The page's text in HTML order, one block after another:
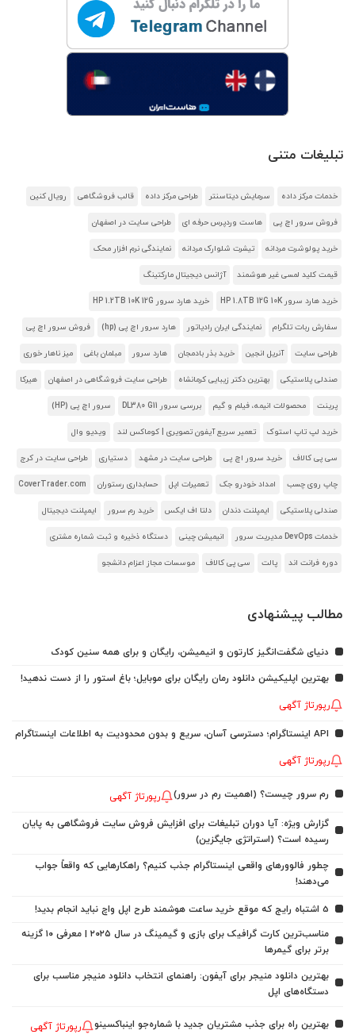
تبلیغات متنی
خدمات مرکز داده سرمایش دیتاسنتر طراحی مرکز داده قالب فروشگاهی رویال کنین
فروش سرور اچ پی هاست وردپرس حرفه ای طراحی سایت در اصفهان
خرید پولوشرت مردانه تیشرت شلوارک مردانه نمایندگی نرم افزار محک
قیمت کلید لمسی غیر هوشمند آژانس دیجیتال مارکتینگ
خرید هارد سرور HP 1.8TB 12G 10K خرید هارد سرور HP 1.2TB 10K 12G
سفارش ربات تلگرام نمایندگی ایران رادیاتور هارد سرور اچ پی (hp) فروش سرور اچ پی
طراحی سایت آنریل انجین خرید بذر بادمجان هارد سرور مبلمان باغی میز ناهار خوری
صندلی پلاستیکی بهترین دکتر زیبایی کرمانشاه طراحی سایت فروشگاهی در اصفهان هیرکا
پرینت محصولات انیمه، فیلم و گیم بررسی سرور DL380 G11 سرور اچ پی (HP)
خرید لپ تاپ استوک تعمیر سریع آیفون تصویری | کوماکس لند ویدیو وال
سی پی کالاف خرید سرور اچ پی طراحی سایت در مشهد دستیاری طراحی سایت در کرج
چاپ روی چسب امداد خودرو جک تعمیرات اپل حسابداری رستوران CoverTrader.com
صندلی پلاستیکی ایمپلنت دندان دلتا اف ایکس خرید رم سرور ایمپلنت دیجیتال
خدمات DevOps مدیریت سرور انیمیشن چینی دستگاه ذخیره و ثبت شماره مشتری
دوره فرانت اند پالت سی پی کالاف موسسات مجاز اعزام دانشجو
مطالب پیشنهادی
دنیای شگفت‌انگیز کارتون و انیمیشن، رایگان و برای همه سنین کودک
بهترین اپلیکیشن دانلود رمان رایگان برای موبایل؛ باغ استور را از دست ندهید!
رپورتاژ آگهی
API اینستاگرام؛ دسترسی آسان، سریع و بدون محدودیت به اطلاعات اینستاگرام
رپورتاژ آگهی
رم سرور چیست؟ (اهمیت رم در سرور) رپورتاژ آگهی
گزارش ویژه: آیا دوران تبلیغات برای افزایش فروش سایت فروشگاهی به پایان
رسیده است؟ (استراتژی جایگزین)
چطور فالوورهای واقعی اینستاگرام جذب کنیم؟ راهکارهایی که واقعاً جواب
می‌دهند!
5 اشتباه رایج که موقع خرید ساعت هوشمند طرح اپل واچ نباید انجام بدید!
مناسب‌ترین کارت گرافیک برای بازی و گیمینگ در سال ۲۰۲۵ | معرفی ۱۰ گزینه
برتر برای گیمرها
بهترین دانلود منیجر برای آیفون: راهنمای انتخاب دانلود منیجر مناسب برای
دستگاه‌های اپل
بهترین راه برای جذب مشتریان جدید با شماره‌جو اینباکسینو رپورتاژ آگهی